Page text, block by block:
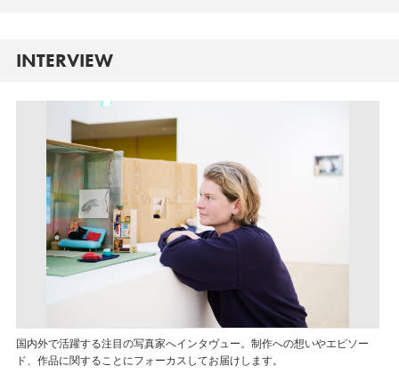
INTERVIEW
国内外で活躍する注目の写真家へインタヴュー。制作への想いやエピソー
ド、作品に関することにフォーカスしてお届けします。